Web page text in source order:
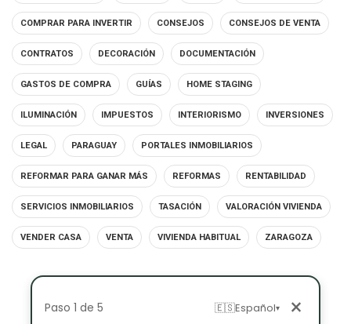
COMPRAR PARA INVERTIR CONSEJOS CONSEJOS DE VENTA
CONTRATOS DECORACIÓN DOCUMENTACIÓN
GASTOS DE COMPRA GUÍAS HOME STAGING
ILUMINACIÓN IMPUESTOS INTERIORISMO INVERSIONES
LEGAL PARAGUAY PORTALES INMOBILIARIOS
REFORMAR PARA GANAR MÁS REFORMAS RENTABILIDAD
SERVICIOS INMOBILIARIOS TASACIÓN VALORACIÓN VIVIENDA
VENDER CASA VENTA VIVIENDA HABITUAL ZARAGOZA
Paso 1 de 5 🇪🇸Español▾ ×